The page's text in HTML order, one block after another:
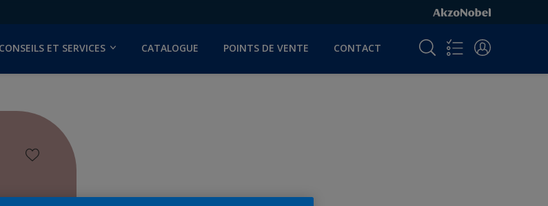
CONSEILS ET SERVICES CATALOGUE POINTS DE VENTE CONTACT